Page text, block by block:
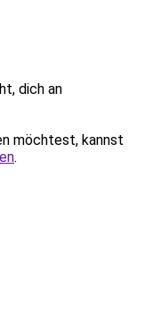
dich an
möchtest, kannst
.